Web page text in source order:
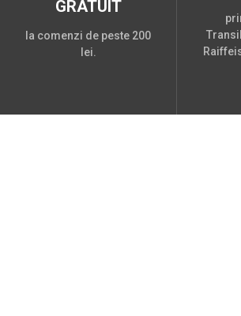
GRATUIT
la comenzi de peste 200
lei.